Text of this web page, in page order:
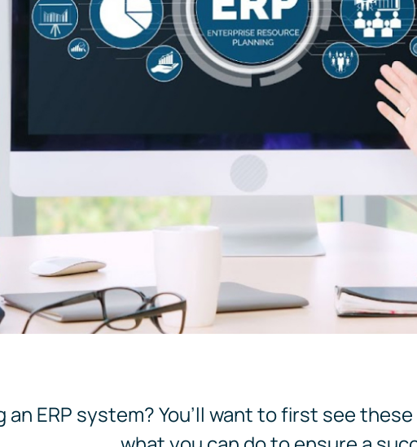
ERP system? You’ll want to first see